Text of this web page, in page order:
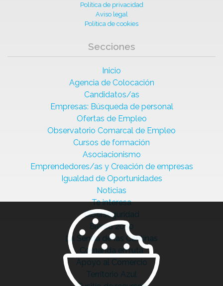
Política de privacidad
Aviso legal
Política de cookies
Secciones
Inicio
Agencia de Colocación
Candidatos/as
Empresas: Búsqueda de personal
Ofertas de Empleo
Observatorio Comarcal de Empleo
Cursos de formación
Asociacionismo
Emprendedores/as y Creación de empresas
Igualdad de Oportunidades
Noticias
Te interesa
Ciberseguridad
Bierzo 2030
La Senda de las Cantinas
Comanda en ruta
Apoyo al Comercio
Territorio Azul